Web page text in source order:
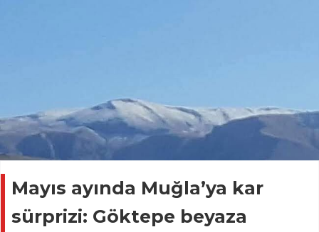
Mayıs ayında Muğla’ya kar
sürprizi: Göktepe beyaza